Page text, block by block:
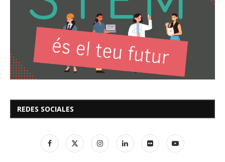
REDES SOCIALES